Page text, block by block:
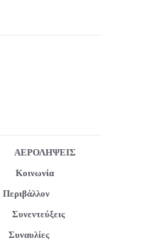
ΑΕΡΟΛΗΨΕΙΣ
Κοινωνία
Περιβάλλον
Συνεντεύξεις
Συναυλίες